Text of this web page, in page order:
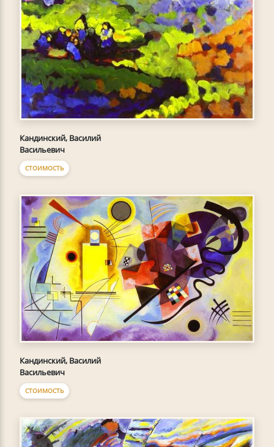
Кандинский, Василий
Васильевич
СТОИМОСТЬ
Кандинский, Василий
Васильевич
СТОИМОСТЬ